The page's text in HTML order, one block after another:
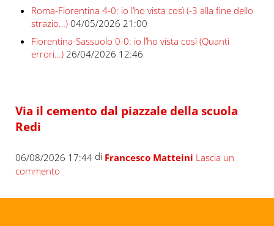
Roma-Fiorentina 4-0: io l’ho vista così (-3 alla fine dello
strazio…) 04/05/2026 21:00
Fiorentina-Sassuolo 0-0: io l’ho vista così (Quanti
errori…) 26/04/2026 12:46
Via il cemento dal piazzale della scuola
Redi
06/08/2026 17:44di Francesco Matteini Lascia un
commento